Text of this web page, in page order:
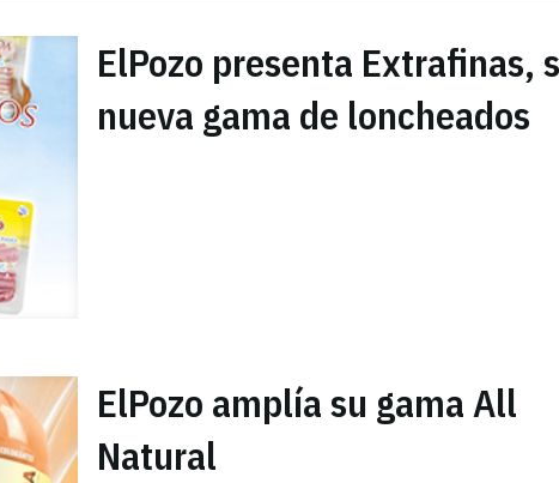
ElPozo presenta Extrafinas,
nueva gama de loncheados
ElPozo amplía su gama All
Natural